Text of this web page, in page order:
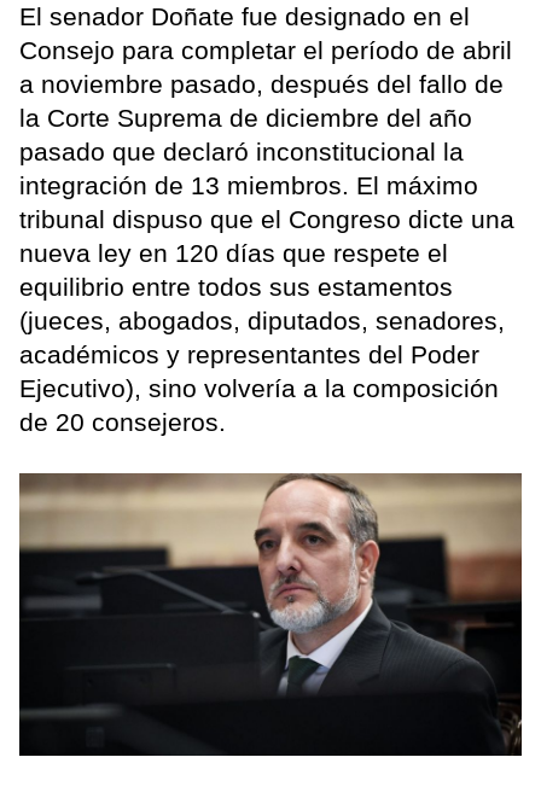
El senador Doñate fue designado en el
Consejo para completar el período de abril
a noviembre pasado, después del fallo de
la Corte Suprema de diciembre del año
pasado que declaró inconstitucional la
integración de 13 miembros. El máximo
tribunal dispuso que el Congreso dicte una
nueva ley en 120 días que respete el
equilibrio entre todos sus estamentos
(jueces, abogados, diputados, senadores,
académicos y representantes del Poder
Ejecutivo), sino volvería a la composición
de 20 consejeros.